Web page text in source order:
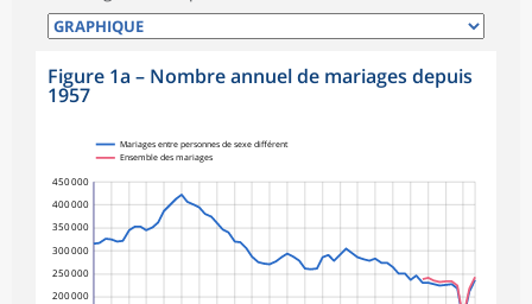
Figure 1a – Nombre annuel de mariages depuis
1957
200 000
250 000
300 000
350 000
400 000
450 000
Mariages entre personnes de sexe différent
Ensemble des mariages